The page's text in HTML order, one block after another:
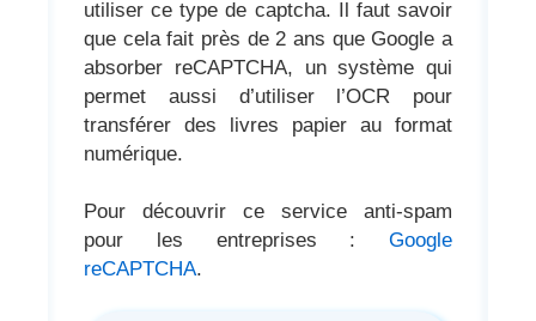
utiliser ce type de captcha. Il faut savoir
que cela fait près de 2 ans que Google a
absorber reCAPTCHA, un système qui
permet aussi d’utiliser l’OCR pour
transférer des livres papier au format
numérique.
Pour découvrir ce service anti-spam
pour les entreprises : Google
reCAPTCHA.